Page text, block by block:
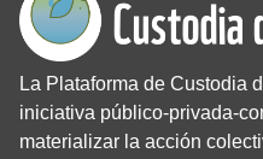
La Plataforma de Custodia
iniciativa público-privada-
materializar la acción